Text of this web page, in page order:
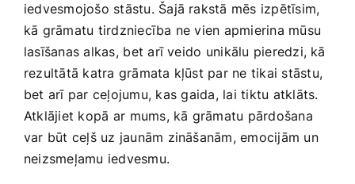
Medicīnas preces
Mobilie telefoni, planšetdatori
Pakalpojumi
iedvesmojošo stāstu. Šajā rakstā mēs izpētīsim,
kā grāmatu tirdzniecība ne vien apmierina mūsu
lasīšanas alkas, ⁣bet arī veido⁣ unikālu pieredzi,‌ kā
rezultātā katra grāmata ‍kļūst par ne ​tikai stāstu,
bet arī par ceļojumu, ‌kas⁤ gaida, lai tiktu atklāts.
Atklājiet kopā⁤ ar mums, kā grāmatu pārdošana
var būt ‌ceļš uz jaunām zināšanām, emocijām un
neizsmeļamu iedvesmu.